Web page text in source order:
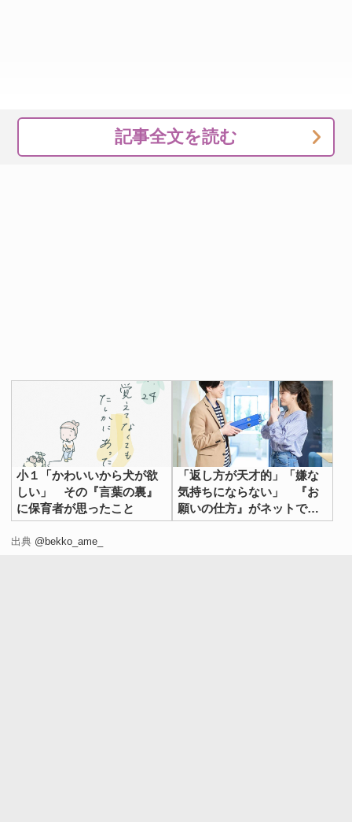
記事全文を読む
小１「かわいいから犬が欲
しい」 その『言葉の裏』
に保育者が思ったこと
「返し方が天才的」「嫌な
気持ちにならない」 『お
願いの仕方』がネットで話
題に
出典 @bekko_ame_